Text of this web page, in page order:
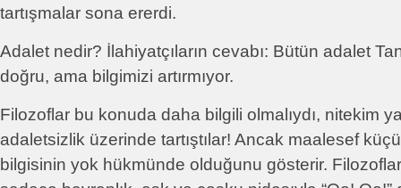
tartışmalar sona ererdi.
Adalet nedir? İlahiyatçıların cevabı: Bütün adalet
doğru, ama bilgimizi artırmıyor.
Filozoflar bu konuda daha bilgili olmalıydı, nitekim
adaletsizlik üzerinde tartıştılar! Ancak maalesef
bilgisinin yok hükmünde olduğunu gösterir.